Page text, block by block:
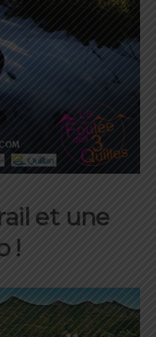
et une
!